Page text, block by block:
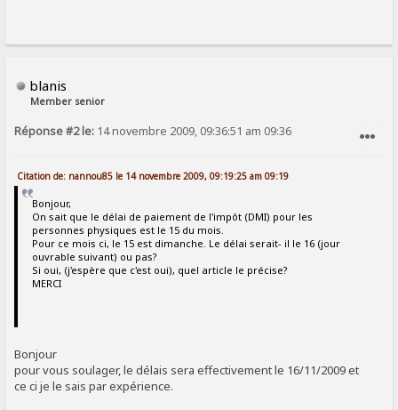
blanis
Member senior
Réponse #2 le: 14 novembre 2009, 09:36:51 am 09:36
Citation de: nannou85 le 14 novembre 2009, 09:19:25 am 09:19
Bonjour,
On sait que le délai de paiement de l'impôt (DMI) pour les
personnes physiques est le 15 du mois.
Pour ce mois ci, le 15 est dimanche. Le délai serait- il le 16 (jour
ouvrable suivant) ou pas?
Si oui, (j'espère que c'est oui), quel article le précise?
MERCI
Bonjour
pour vous soulager, le délais sera effectivement le 16/11/2009 et
ce ci je le sais par expérience.